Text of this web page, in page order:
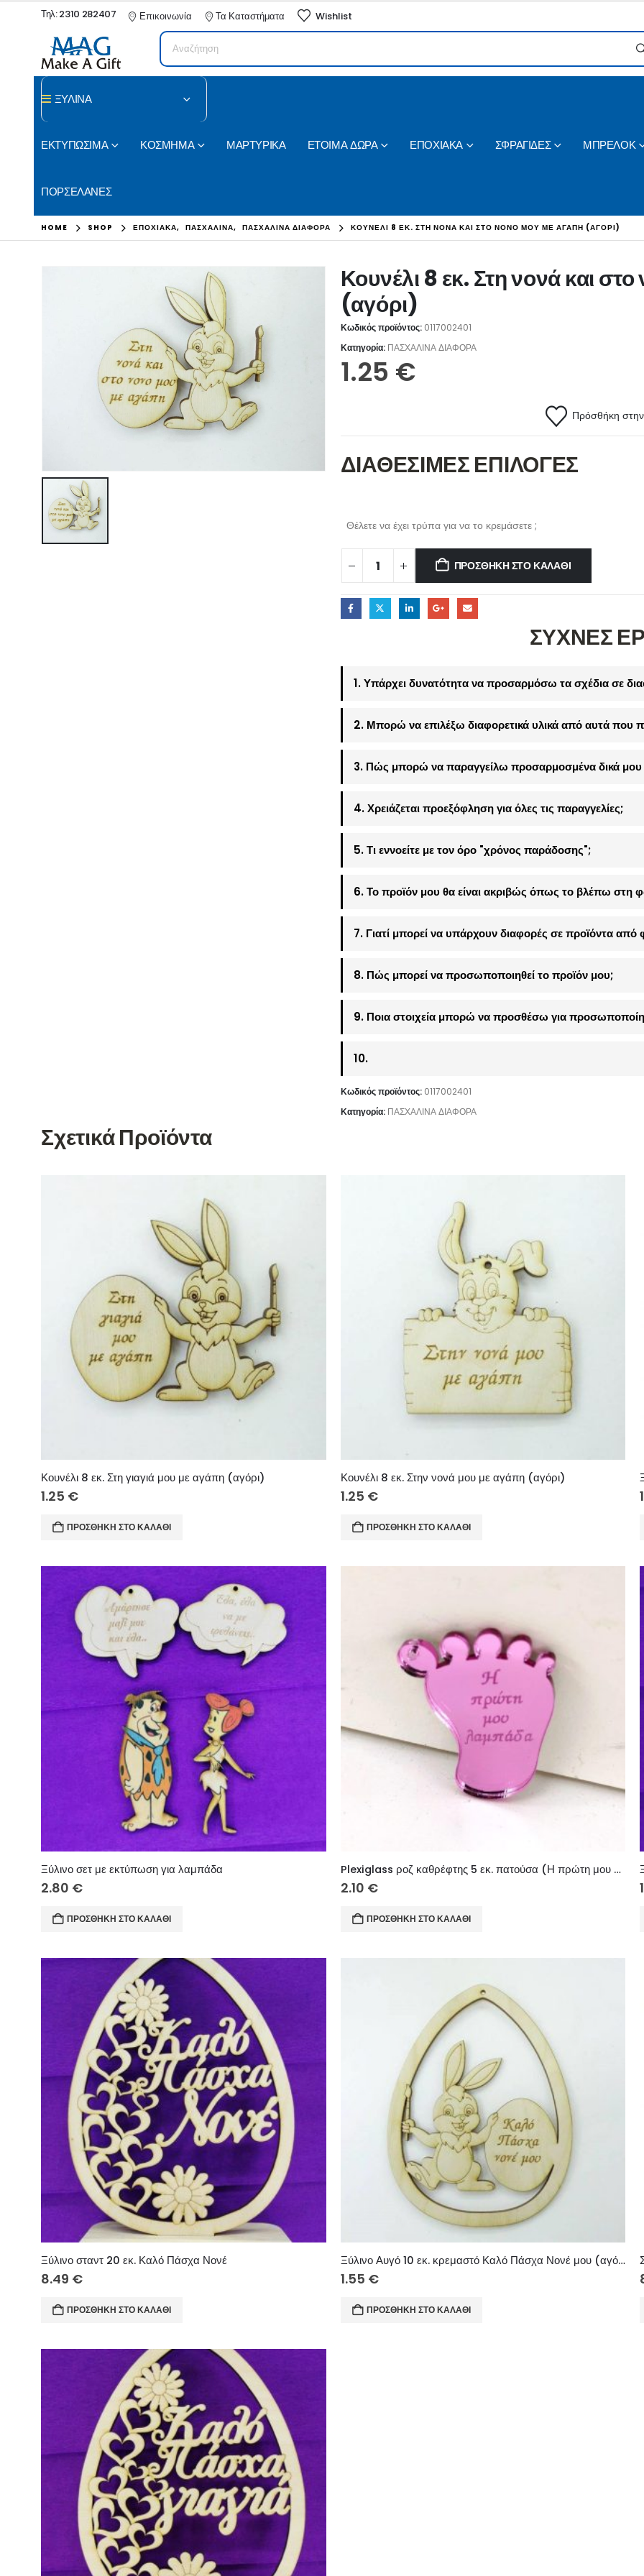
Τηλ: 2310 282407 Επικοινωνία Τα Καταστήματα Wishlist
ΞΥΛΙΝΑ
ΕΚΤΥΠΩΣΙΜΑ ΚΟΣΜΗΜΑ ΜΑΡΤΥΡΙΚΑ ΕΤΟΙΜΑ ΔΩΡΑ ΕΠΟΧΙΑΚΑ ΣΦΡΑΓΙΔΕΣ ΜΠΡΕΛΟΚ
ΠΟΡΣΕΛΑΝΕΣ
HOME SHOP ΕΠΟΧΙΑΚΑ, ΠΑΣΧΑΛΙΝΑ, ΠΑΣΧΑΛΙΝΑ ΔΙΑΦΟΡΑ ΚΟΥΝΈΛΙ 8 ΕΚ. ΣΤΗ ΝΟΝΆ ΚΑΙ ΣΤΟ ΝΟΝΌ ΜΟΥ ΜΕ ΑΓΆΠΗ (ΑΓΌΡΙ)
Κουνέλι 8 εκ. Στη νονά και
(αγόρι)
Κωδικός προϊόντος: 0117002401
Κατηγορία: ΠΑΣΧΑΛΙΝΑ ΔΙΑΦΟΡΑ
1.25 €
Πρόσθήκη στην
ΔΙΑΘΕΣΙΜΕΣ ΕΠΙΛΟΓΕΣ
Θέλετε να έχει τρύπα για να το κρεμάσετε ;
ΠΡΟΣΘΉΚΗ ΣΤΟ ΚΑΛΆΘΙ
ΣΥΧΝΕΣ
1. Υπάρχει δυνατότητα να προσαρμόσω τα σχέδια σε
2. Μπορώ να επιλέξω διαφορετικά υλικά από αυτά που
3. Πώς μπορώ να παραγγείλω προσαρμοσμένα δικά μου
4. Χρειάζεται προεξόφληση για όλες τις παραγγελίες;
5. Τι εννοείτε με τον όρο "χρόνος παράδοσης";
6. Το προϊόν μου θα είναι ακριβώς όπως το βλέπω στη
7. Γιατί μπορεί να υπάρχουν διαφορές σε προϊόντα από
8. Πώς μπορεί να προσωποποιηθεί το προϊόν μου;
9. Ποια στοιχεία μπορώ να προσθέσω για
10.
Κωδικός προϊόντος: 0117002401
Κατηγορία: ΠΑΣΧΑΛΙΝΑ ΔΙΑΦΟΡΑ
Σχετικά Προϊόντα
Κουνέλι 8 εκ. Στη γιαγιά μου με αγάπη (αγόρι)
1.25 €
ΠΡΟΣΘΉΚΗ ΣΤΟ ΚΑΛΆΘΙ
Κουνέλι 8 εκ. Στην νονά μου με αγάπη (αγόρι)
1.25 €
ΠΡΟΣΘΉΚΗ ΣΤΟ ΚΑΛΆΘΙ
Ξύλινο σετ με εκτύπωση για λαμπάδα
2.80 €
ΠΡΟΣΘΉΚΗ ΣΤΟ ΚΑΛΆΘΙ
Plexiglass ροζ καθρέφτης 5 εκ. πατούσα (Η πρώτη μου λαμπάδα)
2.10 €
ΠΡΟΣΘΉΚΗ ΣΤΟ ΚΑΛΆΘΙ
Ξύλινο σταντ 20 εκ. Καλό Πάσχα Νονέ
8.49 €
ΠΡΟΣΘΉΚΗ ΣΤΟ ΚΑΛΆΘΙ
Ξύλινο Αυγό 10 εκ. κρεμαστό Καλό Πάσχα Νονέ μου (αγόρι)
1.55 €
ΠΡΟΣΘΉΚΗ ΣΤΟ ΚΑΛΆΘΙ